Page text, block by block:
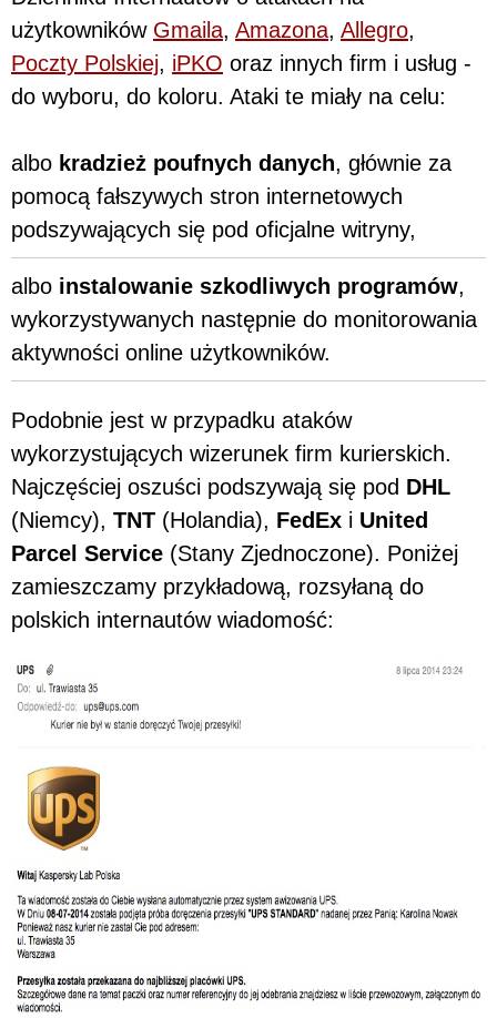
użytkowników Gmaila, Amazona, Allegro,
Poczty Polskiej, iPKO oraz innych firm i usług -
do wyboru, do koloru. Ataki te miały na celu:
albo kradzież poufnych danych, głównie za
pomocą fałszywych stron internetowych
podszywających się pod oficjalne witryny,
albo instalowanie szkodliwych programów,
wykorzystywanych następnie do monitorowania
aktywności online użytkowników.
Podobnie jest w przypadku ataków
wykorzystujących wizerunek firm kurierskich.
Najczęściej oszuści podszywają się pod DHL
(Niemcy), TNT (Holandia), FedEx i United
Parcel Service (Stany Zjednoczone). Poniżej
zamieszczamy przykładową, rozsyłaną do
polskich internautów wiadomość: